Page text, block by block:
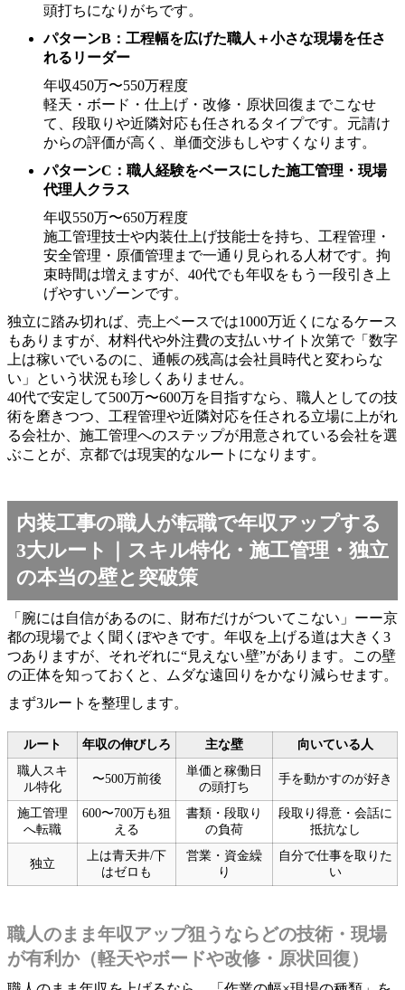
頭打ちになりがちです。
パターンB：工程幅を広げた職人＋小さな現場を任さ
れるリーダー
年収450万〜550万程度
軽天・ボード・仕上げ・改修・原状回復までこなせ
て、段取りや近隣対応も任されるタイプです。元請け
からの評価が高く、単価交渉もしやすくなります。
パターンC：職人経験をベースにした施工管理・現場
代理人クラス
年収550万〜650万程度
施工管理技士や内装仕上げ技能士を持ち、工程管理・
安全管理・原価管理まで一通り見られる人材です。拘
束時間は増えますが、40代でも年収をもう一段引き上
げやすいゾーンです。
独立に踏み切れば、売上ベースでは1000万近くになるケース
もありますが、材料代や外注費の支払いサイト次第で「数字
上は稼いでいるのに、通帳の残高は会社員時代と変わらな
い」という状況も珍しくありません。
40代で安定して500万〜600万を目指すなら、職人としての技
術を磨きつつ、工程管理や近隣対応を任される立場に上がれ
る会社か、施工管理へのステップが用意されている会社を選
ぶことが、京都では現実的なルートになります。
内装工事の職人が転職で年収アップする
3大ルート｜スキル特化・施工管理・独立
の本当の壁と突破策
「腕には自信があるのに、財布だけがついてこない」ーー京
都の現場でよく聞くぼやきです。年収を上げる道は大きく3
つありますが、それぞれに“見えない壁”があります。この壁
の正体を知っておくと、ムダな遠回りをかなり減らせます。
まず3ルートを整理します。
ルート 年収の伸びしろ 主な壁
向いている人
職人スキ
ル特化
〜500万前後
単価と稼働日
の頭打ち
手を動かすのが好き
施工管理
へ転職
600〜700万も狙
える
書類・段取り
の負荷
段取り得意・会話に
抵抗なし
独立
上は青天井/下
はゼロも
営業・資金繰
り
自分で仕事を取りた
い
職人のまま年収アップ狙うならどの技術・現場
が有利か（軽天やボードや改修・原状回復）